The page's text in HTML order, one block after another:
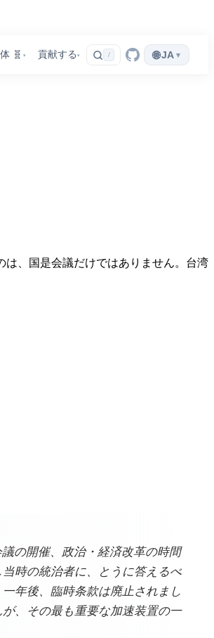
🧬 ▾ 貢献する ▾ / 🌐 JA ▾
、国是会議だけではありません。台湾
の開催、政治・経済改革の時間
時の統治者に、とうに答えるべ
年後、臨時条款は廃止されまし
、その最も重要な加速装置の一